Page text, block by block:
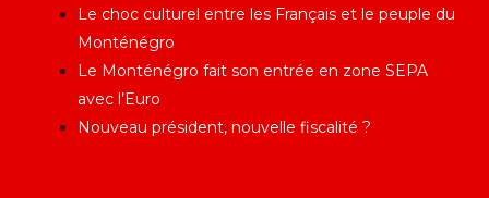
Le choc culturel entre les Français et le peuple du
Monténégro
Le Monténégro fait son entrée en zone SEPA
avec l’Euro
Nouveau président, nouvelle fiscalité ?